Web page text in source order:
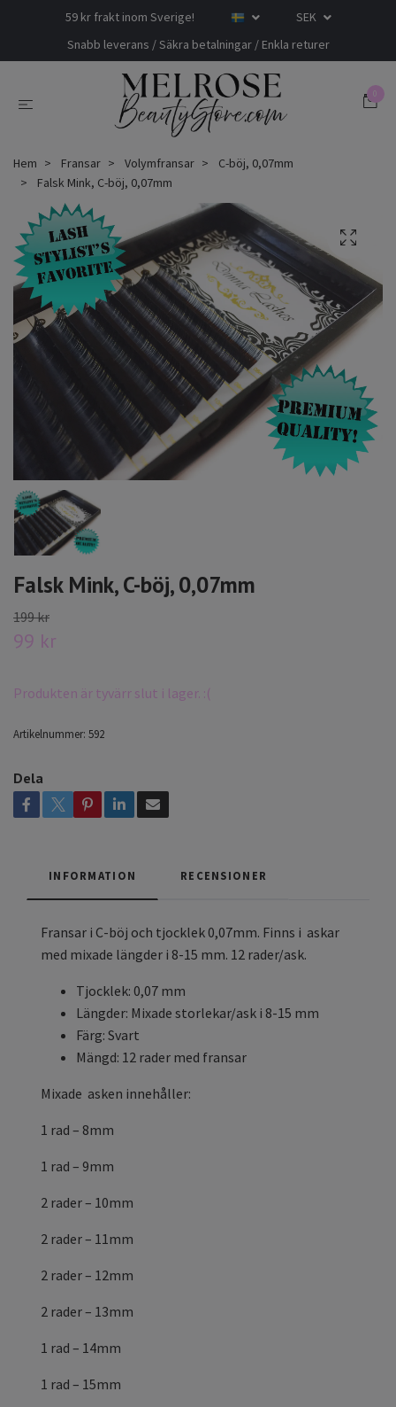
59 kr frakt inom Sverige!
SEK
Snabb leverans / Säkra betalningar / Enkla returer
0
Hem Fransar Volymfransar
C-böj, 0,07mm
Falsk Mink, C-böj, 0,07mm
Falsk Mink, C-böj, 0,07mm
199 kr
99 kr
Produkten är tyvärr slut i lager. :(
Artikelnummer: 592
Dela
INFORMATION RECENSIONER
Fransar i C-böj och tjocklek 0,07mm. Finns i askar
med mixade längder i 8-15 mm. 12 rader/ask.
Tjocklek: 0,07 mm
Längder: Mixade storlekar/ask i 8-15 mm
Färg: Svart
Mängd: 12 rader med fransar
Mixade asken innehåller:
1 rad – 8mm
1 rad – 9mm
2 rader – 10mm
2 rader – 11mm
2 rader – 12mm
2 rader – 13mm
1 rad – 14mm
1 rad – 15mm